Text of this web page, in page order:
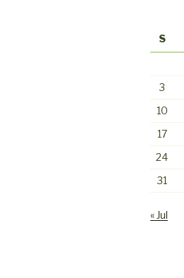
S
3
10
17
24
31
« Jul